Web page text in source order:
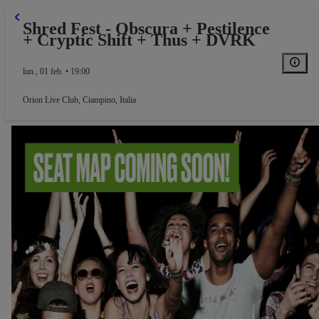
Shred Fest - Obscura + Pestilence
+ Cryptic Shift + Thus + DVRK
lun., 01 feb. • 19:00
Orion Live Club, Ciampino, Italia